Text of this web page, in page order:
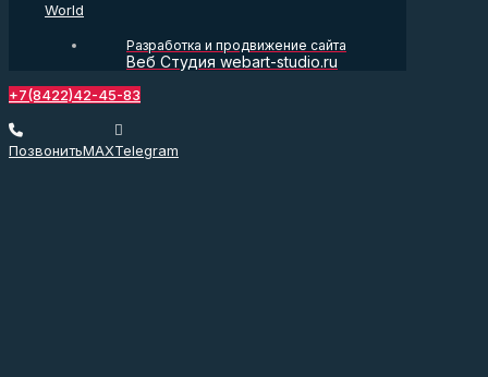
World
Разработка и продвижение сайта
Веб Студия webart-studio.ru
+7(8422)42-45-83
ПозвонитьMAXTelegram